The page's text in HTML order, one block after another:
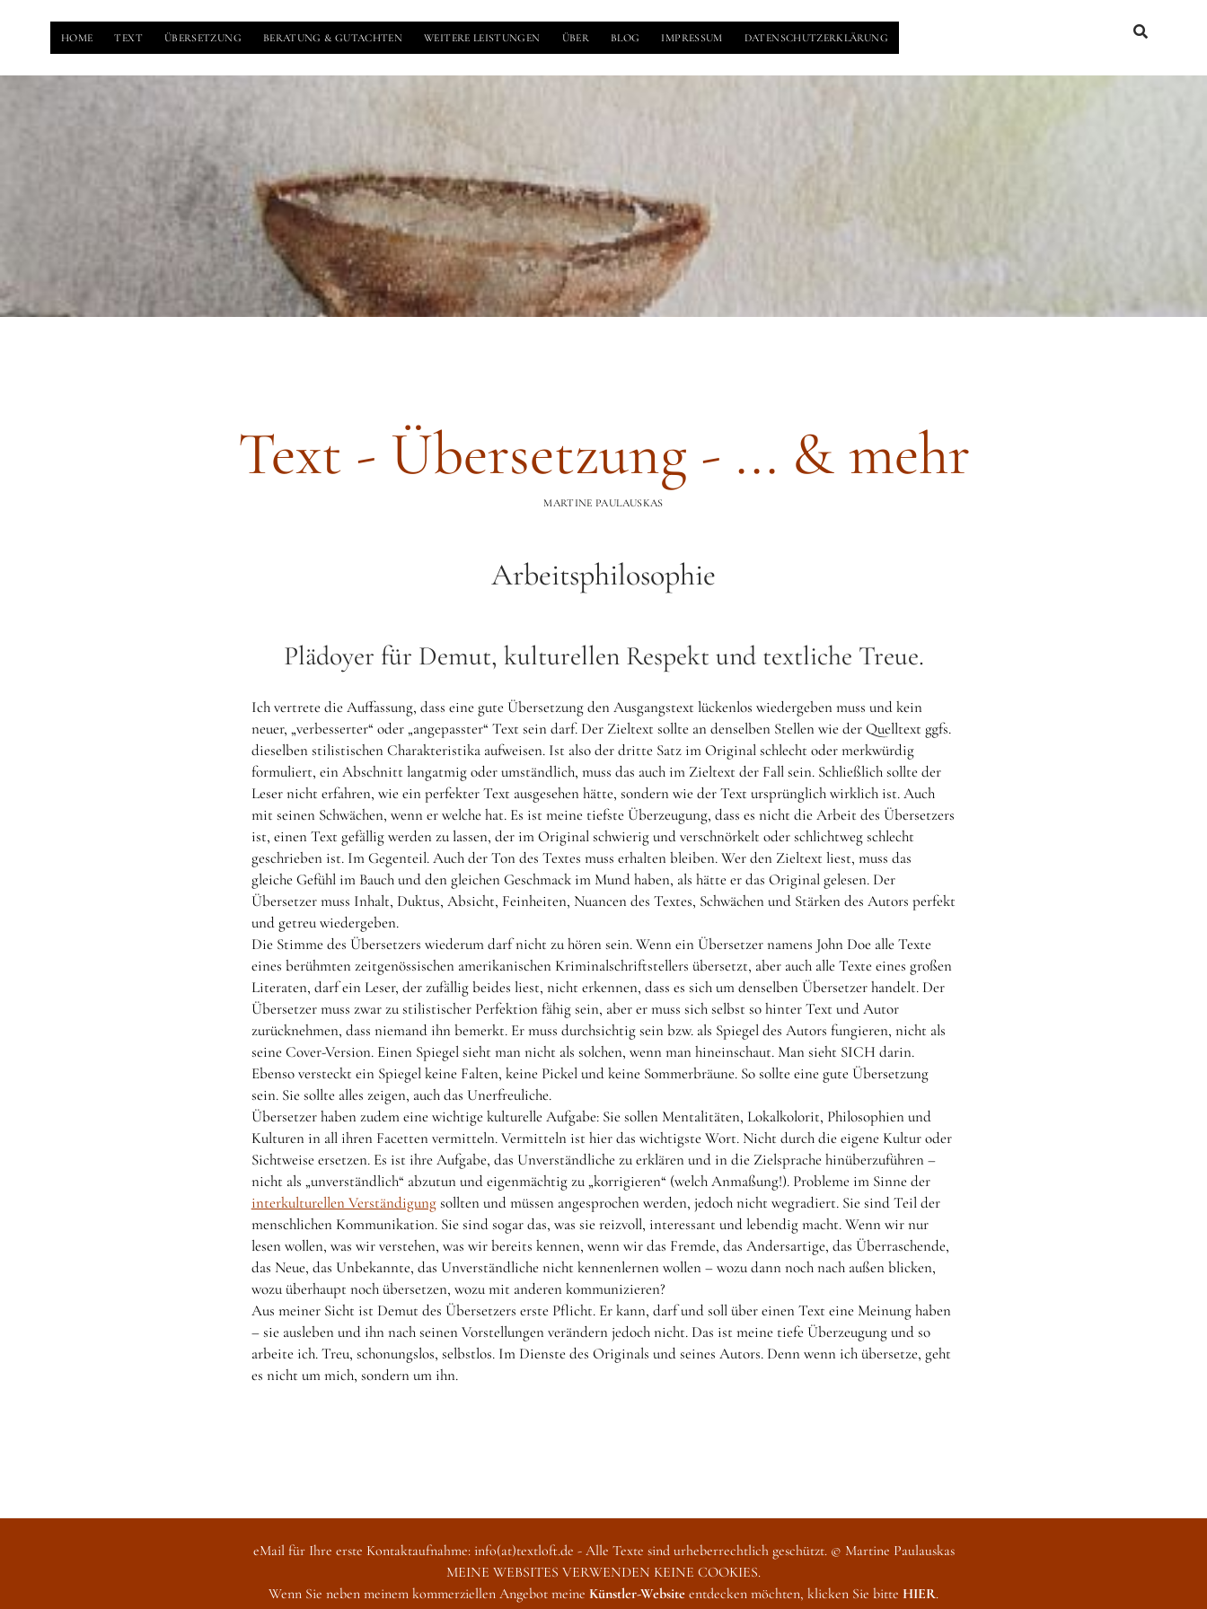
HOME TEXT ÜBERSETZUNG BERATUNG & GUTACHTEN WEITERE LEISTUNGEN ÜBER BLOG IMPRESSUM DATENSCHUTZERKLÄRUNG
Text - Übersetzung - ... & mehr
MARTINE PAULAUSKAS
Arbeitsphilosophie
Plädoyer für Demut, kulturellen Respekt und textliche Treue.
Ich vertrete die Auffassung, dass eine gute Übersetzung den Ausgangstext lückenlos wiedergeben muss und kein
neuer, „verbesserter“ oder „angepasster“ Text sein darf. Der Zieltext sollte an denselben Stellen wie der Quelltext ggfs.
dieselben stilistischen Charakteristika aufweisen. Ist also der dritte Satz im Original schlecht oder merkwürdig
formuliert, ein Abschnitt langatmig oder umständlich, muss das auch im Zieltext der Fall sein. Schließlich sollte der
Leser nicht erfahren, wie ein perfekter Text ausgesehen hätte, sondern wie der Text ursprünglich wirklich ist. Auch
mit seinen Schwächen, wenn er welche hat. Es ist meine tiefste Überzeugung, dass es nicht die Arbeit des Übersetzers
ist, einen Text gefällig werden zu lassen, der im Original schwierig und verschnörkelt oder schlichtweg schlecht
geschrieben ist. Im Gegenteil. Auch der Ton des Textes muss erhalten bleiben. Wer den Zieltext liest, muss das
gleiche Gefühl im Bauch und den gleichen Geschmack im Mund haben, als hätte er das Original gelesen. Der
Übersetzer muss Inhalt, Duktus, Absicht, Feinheiten, Nuancen des Textes, Schwächen und Stärken des Autors perfekt
und getreu wiedergeben.
Die Stimme des Übersetzers wiederum darf nicht zu hören sein. Wenn ein Übersetzer namens John Doe alle Texte
eines berühmten zeitgenössischen amerikanischen Kriminalschriftstellers übersetzt, aber auch alle Texte eines großen
Literaten, darf ein Leser, der zufällig beides liest, nicht erkennen, dass es sich um denselben Übersetzer handelt. Der
Übersetzer muss zwar zu stilistischer Perfektion fähig sein, aber er muss sich selbst so hinter Text und Autor
zurücknehmen, dass niemand ihn bemerkt. Er muss durchsichtig sein bzw. als Spiegel des Autors fungieren, nicht als
seine Cover-Version. Einen Spiegel sieht man nicht als solchen, wenn man hineinschaut. Man sieht SICH darin.
Ebenso versteckt ein Spiegel keine Falten, keine Pickel und keine Sommerbräune. So sollte eine gute Übersetzung
sein. Sie sollte alles zeigen, auch das Unerfreuliche.
Übersetzer haben zudem eine wichtige kulturelle Aufgabe: Sie sollen Mentalitäten, Lokalkolorit, Philosophien und
Kulturen in all ihren Facetten vermitteln. Vermitteln ist hier das wichtigste Wort. Nicht durch die eigene Kultur oder
Sichtweise ersetzen. Es ist ihre Aufgabe, das Unverständliche zu erklären und in die Zielsprache hinüberzuführen –
nicht als „unverständlich“ abzutun und eigenmächtig zu „korrigieren“ (welch Anmaßung!). Probleme im Sinne der
interkulturellen Verständigungsollten und müssen angesprochen werden, jedoch nicht wegradiert. Sie sind Teil der
menschlichen Kommunikation. Sie sind sogar das, was sie reizvoll, interessant und lebendig macht. Wenn wir nur
lesen wollen, was wir verstehen, was wir bereits kennen, wenn wir das Fremde, das Andersartige, das Überraschende,
das Neue, das Unbekannte, das Unverständliche nicht kennenlernen wollen – wozu dann noch nach außen blicken,
wozu überhaupt noch übersetzen, wozu mit anderen kommunizieren?
Aus meiner Sicht ist Demut des Übersetzers erste Pflicht. Er kann, darf und soll über einen Text eine Meinung haben
– sie ausleben und ihn nach seinen Vorstellungen verändern jedoch nicht. Das ist meine tiefe Überzeugung und so
arbeite ich. Treu, schonungslos, selbstlos. Im Dienste des Originals und seines Autors. Denn wenn ich übersetze, geht
es nicht um mich, sondern um ihn.
eMail für Ihre erste Kontaktaufnahme: info(at)textloft.de - Alle Texte sind urheberrechtlich geschützt. © Martine Paulauskas
MEINE WEBSITES VERWENDEN KEINE COOKIES.
Wenn Sie neben meinem kommerziellen Angebot meine Künstler-Website entdecken möchten, klicken Sie bitte HIER.